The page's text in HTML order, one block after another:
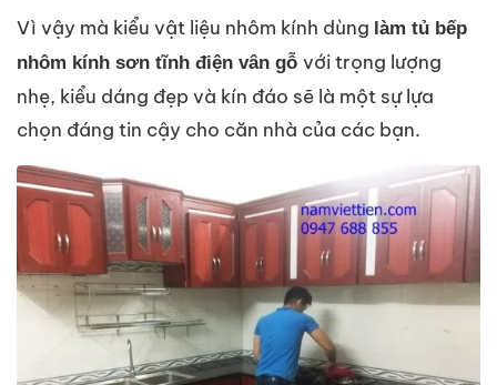
Vì vậy mà kiểu vật liệu nhôm kính dùng làm tủ bếp
nhôm kính sơn tĩnh điện vân gỗ với trọng lượng
nhẹ, kiểu dáng đẹp và kín đáo sẽ là một sự lựa
chọn đáng tin cậy cho căn nhà của các bạn.